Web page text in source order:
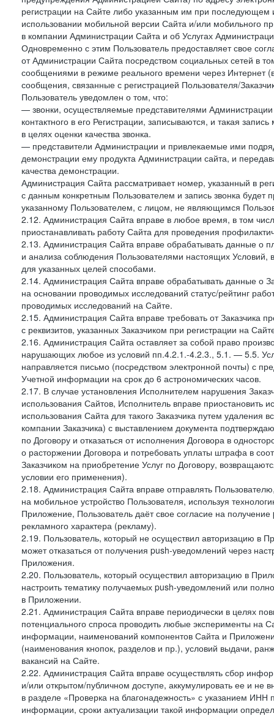
регистрации на Сайте либо указанным им при
использовании мобильной версии Сайта и/или мобильного
в компании Администрации Сайта и об Услугах
Одновременно с этим Пользователь предоставляет свое
от Администрации Сайта посредством социальных сетей в
сообщениями в режиме реального времени через Интернет
сообщения, связанные с регистрацией Пользователя/
Пользователь уведомлен о том, что:
— звонки, осуществляемые представителями
контактного в его Регистрации, записываются, и такая
в целях оценки качества звонка.
— представители Администрации и привлекаемые ими
демонстрации ему продукта Администрации сайта, и
качества демонстрации.
Администрация Сайта рассматривает номер, указанный в
с данным конкретным Пользователем и запись звонка будет
указанному Пользователем, с лицом, не являющимся
2.12. Администрация Сайта вправе в любое время, в том
приостанавливать работу Сайта для проведения
2.13. Администрация Сайта вправе обрабатывать данные о
и анализа соблюдения Пользователями настоящих
для указанных целей способами.
2.14. Администрация Сайта вправе обрабатывать данные о
на основании проводимых исследований статус/рейтинг
проводимых исследований на Сайте.
2.15. Администрация Сайта вправе требовать от Заказчика
с реквизитов, указанных Заказчиком при регистрации на
2.16. Администрация Сайта оставляет за собой право
нарушающих любое из условий пп.4.2.1.-4.2.3., 5.1. — 5.5.
направляется письмо (посредством электронной почты) с
Учетной информации на срок до 6 астрономических часов.
2.17. В случае установления Исполнителем нарушения
использования Сайтов, Исполнитель вправе приостановить
использования Сайта для такого Заказчика путем
компании Заказчика) с выставлением документа
по Договору и отказаться от исполнения Договора в
о расторжении Договора и потребовать уплаты штрафа в
Заказчиком на приобретение Услуг по Договору,
условии его применения).
2.18. Администрация Сайта вправе отправлять
на мобильное устройство Пользователя, используя
Приложение, Пользователь даёт свое согласие на
рекламного характера (рекламу).
2.19. Пользователь, который не осуществил авторизацию в
может отказаться от получения push-уведомлений через
Приложения.
2.20. Пользователь, который осуществил авторизацию в
настроить тематику получаемых push-уведомлений или
в Приложении.
2.21. Администрация Сайта вправе периодически в целях
потенциального спроса проводить любые эксперименты на
информации, наименований компонентов Сайта и
(наименования кнопок, разделов и пр.), условий выдачи,
вакансий на Сайте.
2.22. Администрация Сайта вправе осуществлять сбор
и/или открытом/публичном доступе, аккумулировать ее и не
в разделе «Проверка на благонадежность» с указанием
информации, сроки актуализации такой информации